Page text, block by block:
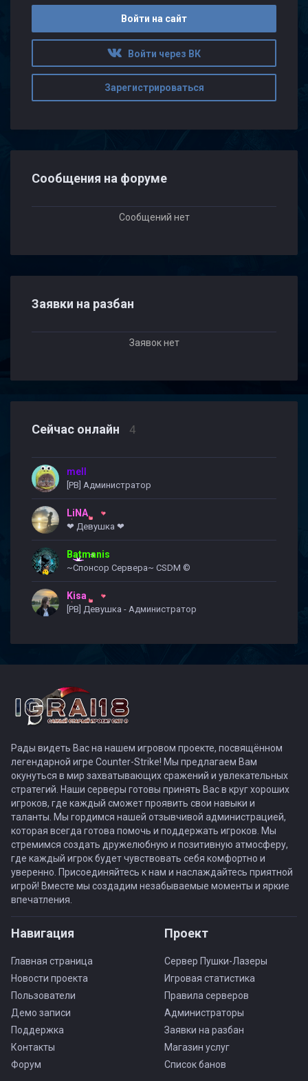
Войти на сайт
Войти через ВК
Зарегистрироваться
Сообщения на форуме
Сообщений нет
Заявки на разбан
Заявок нет
Сейчас онлайн 4
mell
[PB] Администратор
LiNA
❤ Девушка ❤
Batmanis
~Спонсор Сервера~ CSDM ©
Kisa
[PB] Девушка - Администратор
Рады видеть Вас на нашем игровом проекте, посвящённом
легендарной игре Counter-Strike! Мы предлагаем Вам
окунуться в мир захватывающих сражений и увлекательных
стратегий. Наши серверы готовы принять Вас в круг хороших
игроков, где каждый сможет проявить свои навыки и
таланты. Мы гордимся нашей отзывчивой администрацией,
которая всегда готова помочь и поддержать игроков. Мы
стремимся создать дружелюбную и позитивную атмосферу,
где каждый игрок будет чувствовать себя комфортно и
уверенно. Присоединяйтесь к нам и наслаждайтесь приятной
игрой! Вместе мы создадим незабываемые моменты и яркие
впечатления.
Навигация
Главная страница
Новости проекта
Пользователи
Демо записи
Поддержка
Контакты
Форум
Проект
Сервер Пушки-Лазеры
Игровая статистика
Правила серверов
Администраторы
Заявки на разбан
Магазин услуг
Список банов